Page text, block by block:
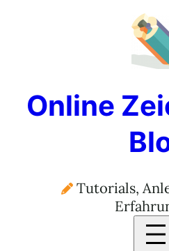
Online
Tutorials,